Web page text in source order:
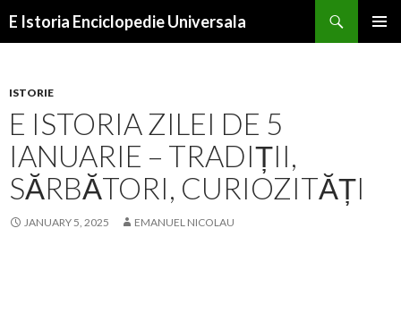
E Istoria Enciclopedie Universala
ISTORIE
E ISTORIA ZILEI DE 5
IANUARIE – TRADIȚII,
SĂRBĂTORI, CURIOZITĂȚI
JANUARY 5, 2025 EMANUEL NICOLAU